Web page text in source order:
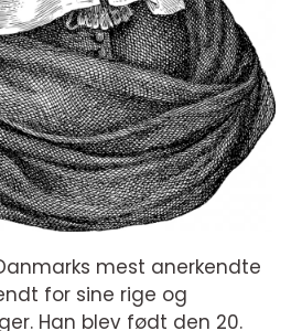
mest anerkendte
for sine rige og
Han blev født den 20.